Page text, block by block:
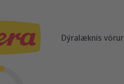
Dýralæknis vörur